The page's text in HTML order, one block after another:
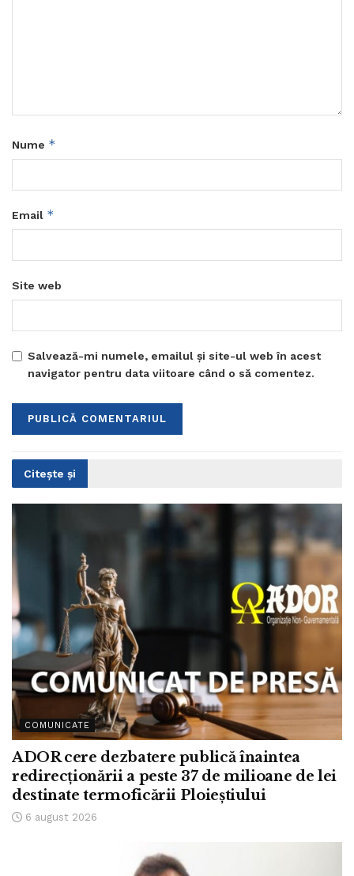
Nume *
Email *
Site web
Salvează-mi numele, emailul și site-ul web în acest
navigator pentru data viitoare când o să comentez.
Citește și
COMUNICATE
ADOR cere dezbatere publică înaintea
redirecționării a peste 37 de milioane de lei
destinate termoficării Ploieștiului
6 august 2026